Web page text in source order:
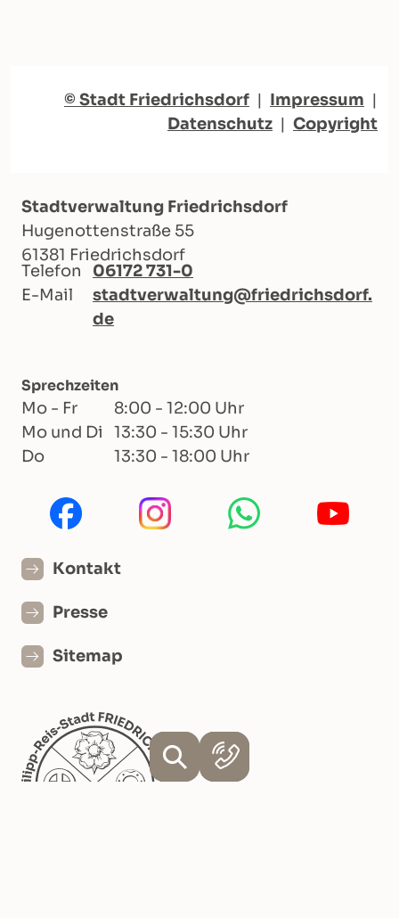
© Stadt Friedrichsdorf | Impressum |
Datenschutz | Copyright
Stadtverwaltung Friedrichsdorf
Hugenottenstraße 55
61381 Friedrichsdorf
Telefon
06172 731-0
E-Mail
stadtverwaltung@friedrichsdorf.
de
Sprechzeiten
Mo - Fr
8:00 - 12:00 Uhr
Mo und Di
13:30 - 15:30 Uhr
Do
13:30 - 18:00 Uhr
Kontakt
Presse
Sitemap